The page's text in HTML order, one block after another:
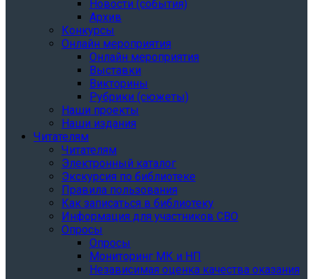
Новости (события)
Архив
Конкурсы
Онлайн мероприятия
Онлайн мероприятия
Выставки
Викторины
Рубрики (сюжеты)
Наши проекты
Наши издания
Читателям
Читателям
Электронный каталог
Экскурсия по библиотеке
Правила пользования
Как записаться в библиотеку
Информация для участников СВО
Опросы
Опросы
Мониторинг МК и НП
Независимая оценка качества оказания